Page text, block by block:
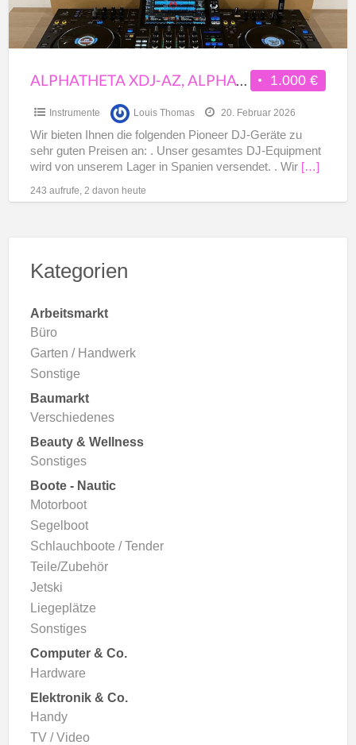
Pioneer
OPUS-
QUAD,
Pioneer
RX3
1.000 €
ALPHATHETA XDJ-AZ, ALPHATHETA CDJ-3000X, PIONEER OPUS-QUAD, PIONEER XDJ-RX3
Instrumente Louis Thomas 20. Februar 2026
Wir bieten Ihnen die folgenden Pioneer DJ-Geräte zu
sehr guten Preisen an: . Unser gesamtes DJ-Equipment
wird von unserem Lager in Spanien versendet. . Wir […]
243 aufrufe, 2 davon heute
Kategorien
Arbeitsmarkt
Büro
Garten / Handwerk
Sonstige
Baumarkt
Verschiedenes
Beauty & Wellness
Sonstiges
Boote - Nautic
Motorboot
Segelboot
Schlauchboote / Tender
Teile/Zubehör
Jetski
Liegeplätze
Sonstiges
Computer & Co.
Hardware
Elektronik & Co.
Handy
TV / Video